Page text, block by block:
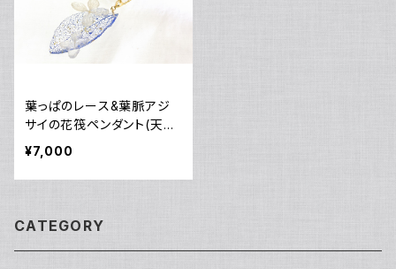
葉っぱのレース&葉脈アジ
サイの花筏ペンダント(天然
ラピスラズリ染め)・14kgf
¥7,000
CATEGORY